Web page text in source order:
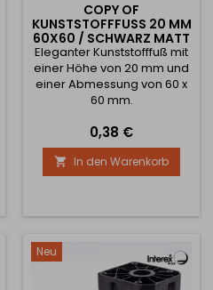
COPY OF
KUNSTSTOFFFUSS 20 MM 6
0X60 / SCHWARZ MATT
Eleganter Kunststofffuß mit
einer Höhe von 20 mm und
einer Abmessung von 60 x
60 mm.
nicht enthalten.
Hochwertige Verarbeitung
Hohe Festigkeit und
Belastbarkeit Geringes
Feuchtigkeitsresistent
Preis
0,38 €
 In den Warenkorb
Neu